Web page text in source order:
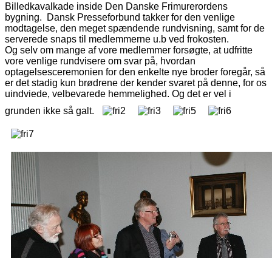
Billedkavalkade inside Den Danske Frimurerordens
bygning.
Dansk Presseforbund takker for den venlige
modtagelse, den meget spændende rundvisning, samt for de
serverede snaps til medlemmerne u.b ved frokosten.
Og selv om mange af vore medlemmer forsøgte, at udfritte
vore venlige rundvisere om svar på, hvordan
optagelsesceremonien for den enkelte nye broder foregår, så
er det stadig kun brødrene der kender svaret på denne, for os
uindviede, velbevarede hemmelighed. Og det er vel i
grunden ikke så galt.